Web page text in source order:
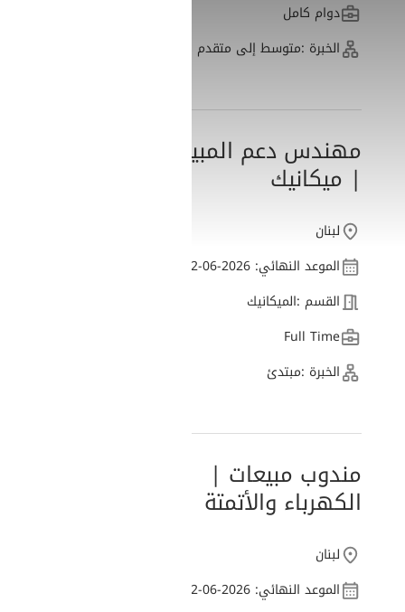
دوام كامل
الخبرة :متوسط إلى متقدم
مهندس دعم المبيعات
| ميكانيك
لبنان
الموعد النهائي: 2026-06-12
القسم :الميكانيك
Full Time
الخبرة :مبتدئ
مندوب مبيعات |
الكهرباء والأتمتة
لبنان
الموعد النهائي: 2026-06-12